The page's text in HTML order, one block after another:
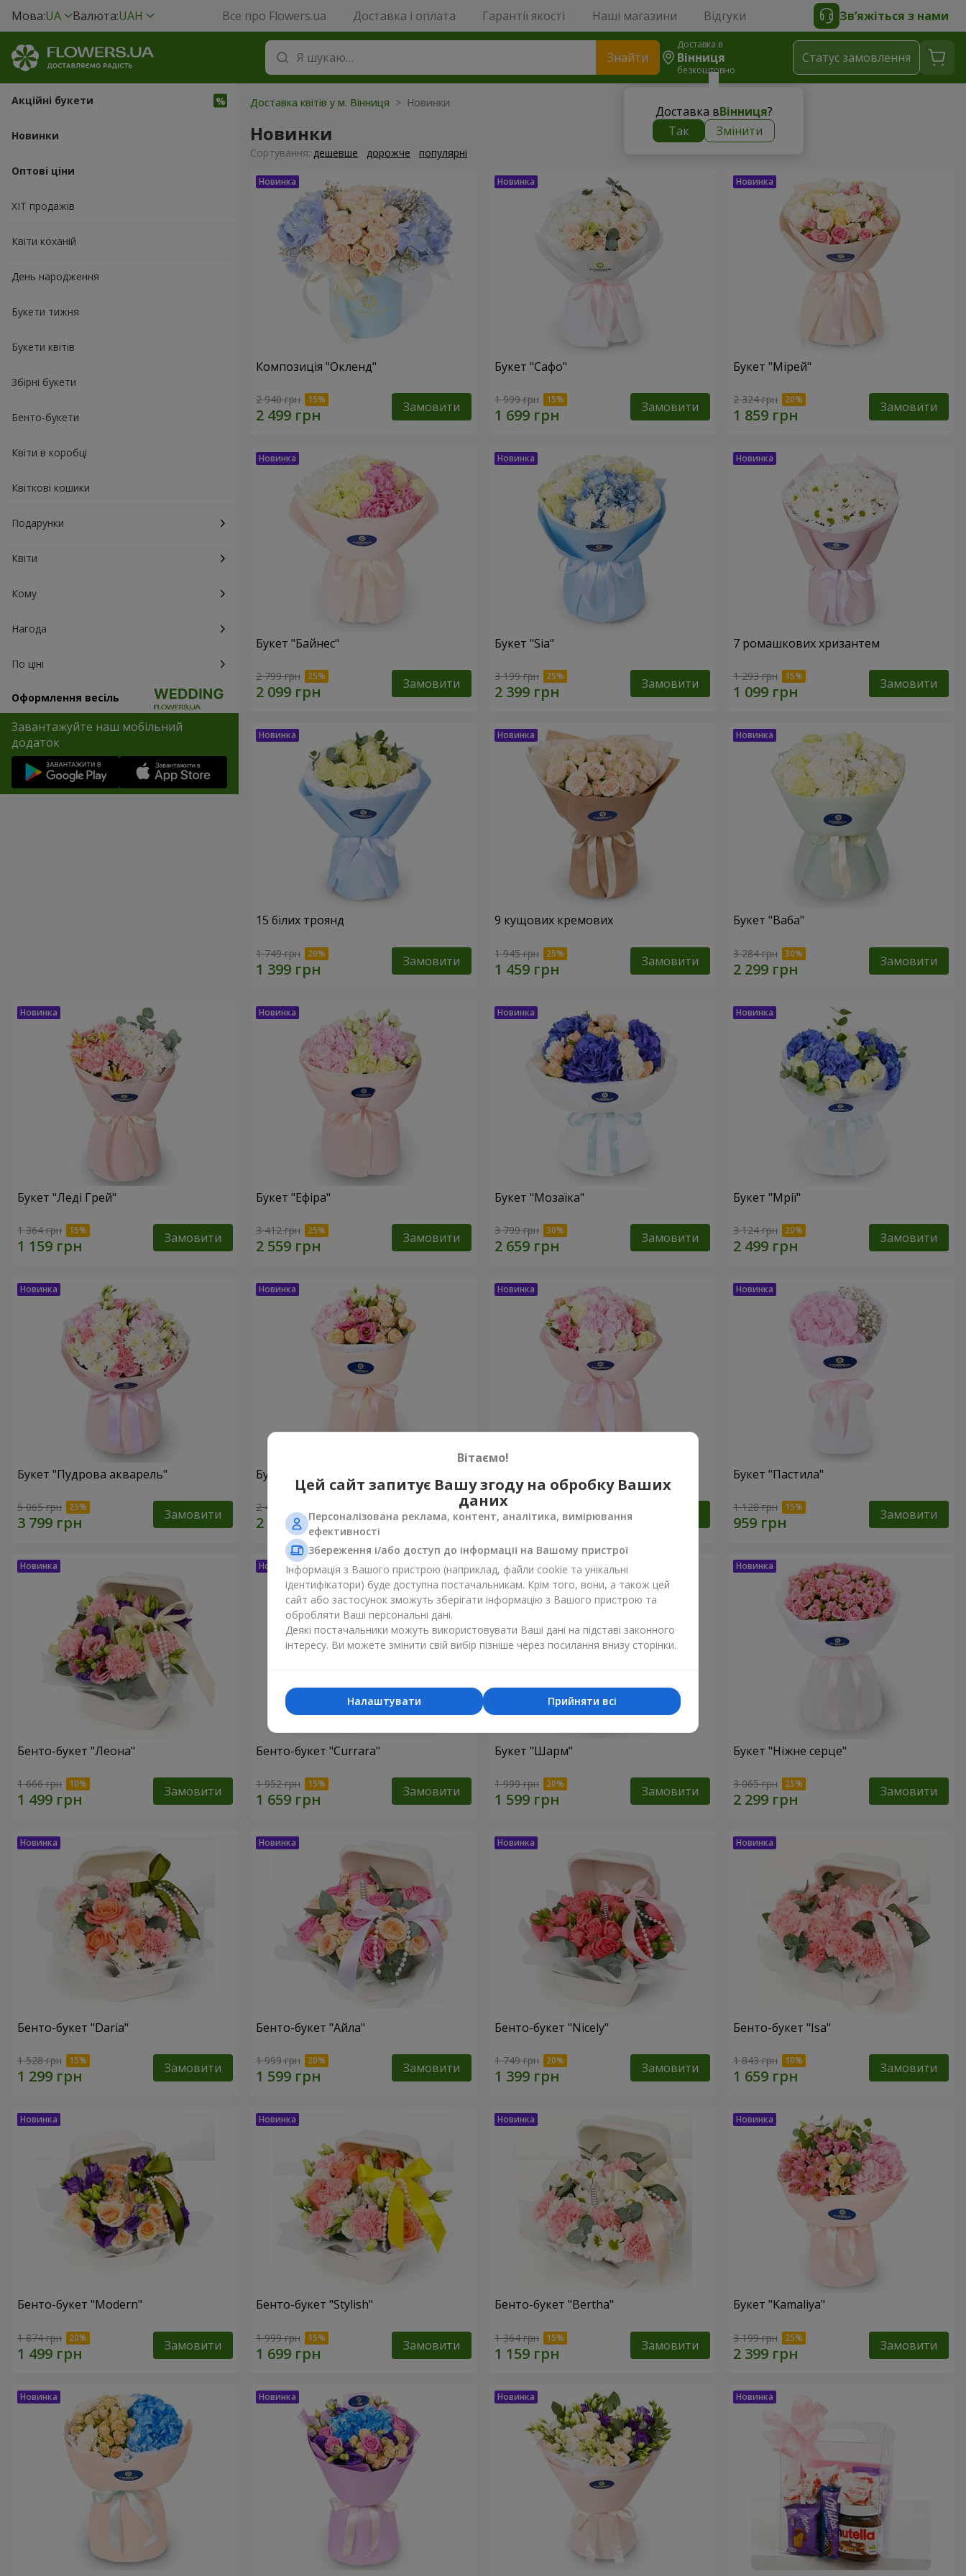
Мова:UA Валюта:UAH Все про Flowers.ua Доставка і оплата Гарантії якості Наші магазини Відгуки Зв’яжіться з нами
Знайти
Доставка в
Вінниця
безкоштовно
Доставка вВінниця?
Так
Змінити
Статус замовлення
Акційні букети
Новинки
Оптові ціни
ХІТ продажів
Квіти коханій
День народження
Букети тижня
Букети квітів
Збірні букети
Бенто-букети
Квіти в коробці
Квіткові кошики
Подарунки
Квіти
Кому
Нагода
По ціні
Оформлення весіль
Завантажуйте наш мобільний
додаток
Доставка квітів у м. Вінниця > Новинки
Новинки
Сортування: дешевше дорожче популярні
Композиція "Окленд"
2 940 грн Замовити
Букет "Сафо"
1 999 грн Замовити
Букет "Мірей"
2 324 грн Замовити
Букет "Байнес"
2 799 грн Замовити
Букет "Sia"
3 199 грн Замовити
7 ромашкових хризантем
1 293 грн Замовити
15 білих троянд
1 749 грн Замовити
9 кущових кремових
1 945 грн Замовити
Букет "Ваба"
3 284 грн Замовити
Букет "Леді Грей"
1 364 грн Замовити
Букет "Ефіра"
3 412 грн Замовити
Букет "Мозаїка"
3 799 грн Замовити
Букет "Мрії"
3 124 грн Замовити
Букет "Пудрова акварель"
5 065 грн Замовити
Букет "Мрії збуваються"
2 469 грн Замовити 3 279 грн
Букет "Пастила"
1 128 грн Замовити
Бенто-букет "Леона"
1 666 грн Замовити
Бенто-букет "Currara"
1 952 грн Замовити
Букет "Шарм"
1 999 грн Замовити
Букет "Ніжне серце"
3 065 грн Замовити
Бенто-букет "Daria"
1 528 грн Замовити
Бенто-букет "Айла"
1 999 грн Замовити
Бенто-букет "Nicely"
1 749 грн Замовити
Бенто-букет "Isa"
1 843 грн Замовити
Бенто-букет "Modern"
1 874 грн Замовити
Бенто-букет "Stylish"
1 999 грн Замовити
Бенто-букет "Bertha"
1 364 грн Замовити
Букет "Kamaliya"
3 199 грн Замовити
Вітаємо!
Цей сайт запитує Вашу згоду на обробку Ваших
даних
Персоналізована реклама, контент, аналітика, вимірювання
ефективності
Збереження і/або доступ до інформації на Вашому пристрої
Інформація з Вашого пристрою (наприклад, файли cookie та унікальні
ідентифікатори) буде доступна постачальникам. Крім того, вони, а також цей
сайт або застосунок зможуть зберігати інформацію з Вашого пристрою та
обробляти Ваші персональні дані.
Деякі постачальники можуть використовувати Ваші дані на підставі законного
інтересу. Ви можете змінити свій вибір пізніше через посилання внизу сторінки.
Прийняти всі
Налаштувати